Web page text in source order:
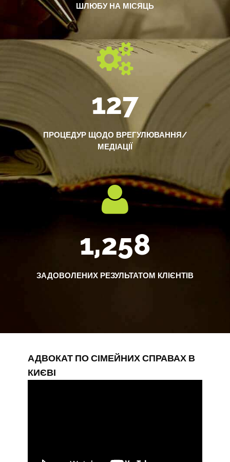
ШЛЮБУ НА МІСЯЦЬ
127
ПРОЦЕДУР ЩОДО ВРЕГУЛЮВАННЯ/
МЕДІАЦІЇ
1,258
ЗАДОВОЛЕНИХ РЕЗУЛЬТАТОМ КЛІЄНТІВ
АДВОКАТ ПО СІМЕЙНИХ СПРАВАХ В
КИЄВІ